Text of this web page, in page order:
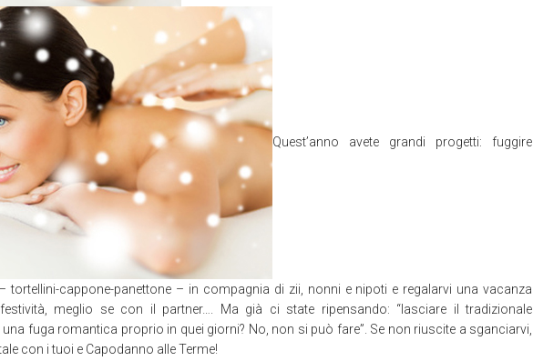
Quest’anno avete grandi progetti: fuggire
tortellini-cappone-panettone – in compagnia di zii, nonni e nipoti e regalarvi una vacanza
meglio se con il partner…. Ma già ci state ripensando: “lasciare il tradizionale
fuga romantica proprio in quei giorni? No, non si può fare”. Se non riuscite a sganciarvi,
con i tuoi e Capodanno alle Terme!